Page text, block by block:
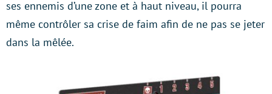
ses ennemis d’une zone et à haut niveau, il pourra
même contrôler sa crise de faim afin de ne pas se jeter
dans la mêlée.